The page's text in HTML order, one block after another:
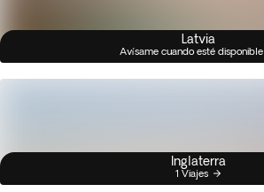
Latvia
Avísame cuando esté disponible
Inglaterra
1 Viajes